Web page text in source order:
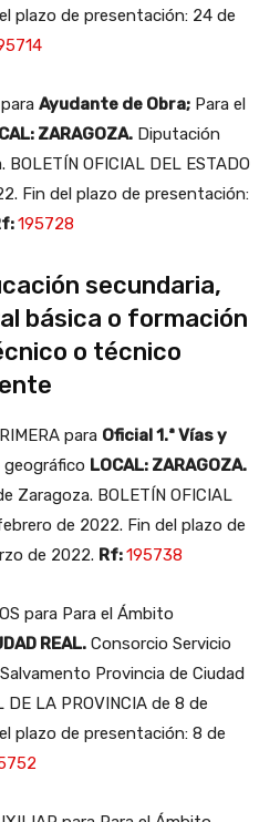
plazo de presentación: 24 de
Ayudante de Obra; Para el
ZARAGOZA. Diputación
OFICIAL DEL ESTADO
Fin del plazo de presentación:
195728
secundaria,
básica o formación
o técnico
para Oficial 1.ª Vías y
geográfico LOCAL: ZARAGOZA.
Zaragoza. BOLETÍN OFICIAL
de 2022. Fin del plazo de
de 2022. Rf:195738
para Para el Ámbito
REAL. Consorcio Servicio
Provincia de Ciudad
DE LA PROVINCIA de 8 de
plazo de presentación: 8 de